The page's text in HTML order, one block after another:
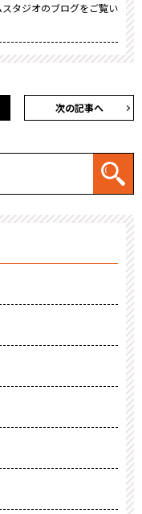
タジオのブログをご覧い
次の記事へ